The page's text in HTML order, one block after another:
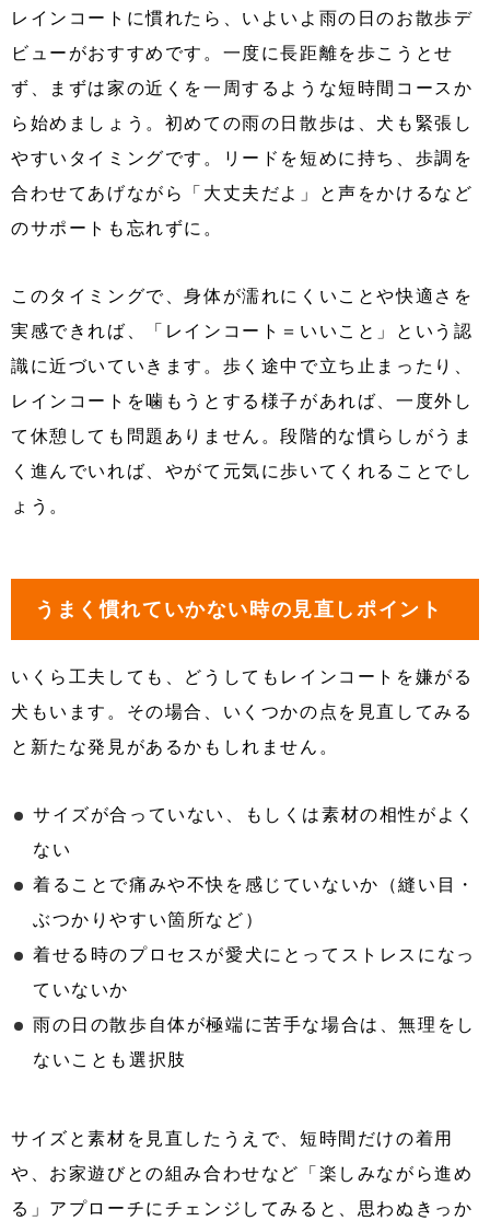
レインコートに慣れたら、いよいよ雨の日のお散歩デ
ビューがおすすめです。一度に長距離を歩こうとせ
ず、まずは家の近くを一周するような短時間コースか
ら始めましょう。初めての雨の日散歩は、犬も緊張し
やすいタイミングです。リードを短めに持ち、歩調を
合わせてあげながら「大丈夫だよ」と声をかけるなど
のサポートも忘れずに。
このタイミングで、身体が濡れにくいことや快適さを
実感できれば、「レインコート＝いいこと」という認
識に近づいていきます。歩く途中で立ち止まったり、
レインコートを噛もうとする様子があれば、一度外し
て休憩しても問題ありません。段階的な慣らしがうま
く進んでいれば、やがて元気に歩いてくれることでし
ょう。
うまく慣れていかない時の見直しポイント
いくら工夫しても、どうしてもレインコートを嫌がる
犬もいます。その場合、いくつかの点を見直してみる
と新たな発見があるかもしれません。
サイズが合っていない、もしくは素材の相性がよく
ない
着ることで痛みや不快を感じていないか（縫い目・
ぶつかりやすい箇所など）
着せる時のプロセスが愛犬にとってストレスになっ
ていないか
雨の日の散歩自体が極端に苦手な場合は、無理をし
ないことも選択肢
サイズと素材を見直したうえで、短時間だけの着用
や、お家遊びとの組み合わせなど「楽しみながら進め
る」アプローチにチェンジしてみると、思わぬきっか